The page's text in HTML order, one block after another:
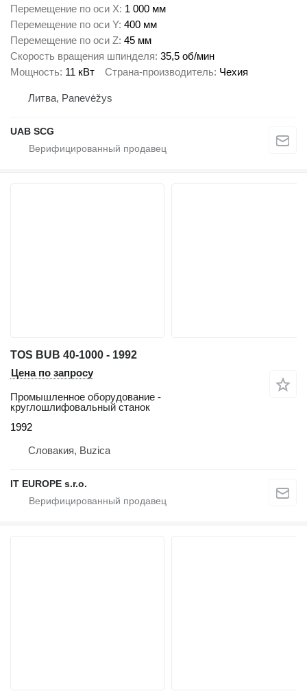
Перемещение по оси X 1 000 мм
Перемещение по оси Y 400 мм
Перемещение по оси Z 45 мм
Скорость вращения шпинделя 35,5 об/мин
Мощность 11 кВт Страна-производитель Чехия
Литва, Panevėžys
UAB SCG
TOS BUB 40-1000 - 1992
Цена по запросу
Промышленное оборудование -
круглошлифовальный станок
1992
Словакия, Buzica
IT EUROPE s.r.o.